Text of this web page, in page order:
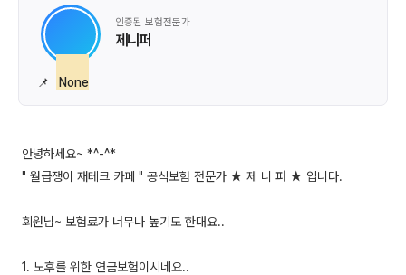
인증된 보험전문가
제니퍼
📌 None
안녕하세요~ *^-^*
" 월급쟁이 재테크 카페 " 공식보험 전문가 ★ 제 니 퍼 ★ 입니다.
회원님~ 보험료가 너무나 높기도 한대요..
1. 노후를 위한 연금보험이시네요..